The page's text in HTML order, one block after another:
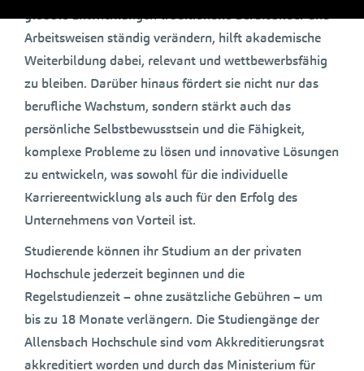
globale Entwicklungen traditionelle Berufsbilder und
Arbeitsweisen ständig verändern, hilft akademische
Weiterbildung dabei, relevant und wettbewerbsfähig
zu bleiben. Darüber hinaus fördert sie nicht nur das
berufliche Wachstum, sondern stärkt auch das
persönliche Selbstbewusstsein und die Fähigkeit,
komplexe Probleme zu lösen und innovative Lösungen
zu entwickeln, was sowohl für die individuelle
Karriereentwicklung als auch für den Erfolg des
Unternehmens von Vorteil ist.
Studierende können ihr Studium an der privaten
Hochschule jederzeit beginnen und die
Regelstudienzeit – ohne zusätzliche Gebühren – um
bis zu 18 Monate verlängern. Die Studiengänge der
Allensbach Hochschule sind vom Akkreditierungsrat
akkreditiert worden und durch das Ministerium für